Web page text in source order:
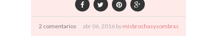
2 comentarios abr 06, 2016 by misbrochasysombras